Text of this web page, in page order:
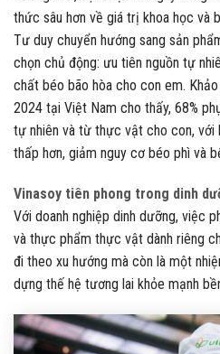
thức sâu hơn về giá trị khoa học và
Tư duy chuyển hướng sang sản
chọn chủ động: ưu tiên nguồn tự
chất béo bão hòa cho con em.
2024 tại Việt Nam cho thấy, 68%
tự nhiên và từ thực vật cho con,
thấp hơn, giảm nguy cơ béo phì và
Vinasoy tiên phong trong dinh
Với doanh nghiệp dinh dưỡng, việc
và thực phẩm thực vật dành riêng
đi theo xu hướng mà còn là một
dựng thế hệ tương lai khỏe mạnh